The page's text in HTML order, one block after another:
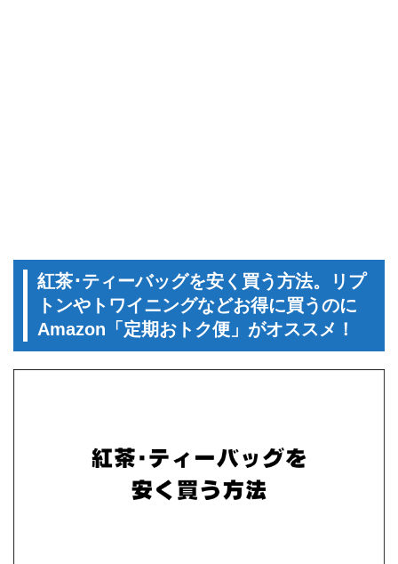
紅茶･ティーバッグを安く買う方法。リプ
トンやトワイニングなどお得に買うのに
Amazon「定期おトク便」がオススメ！